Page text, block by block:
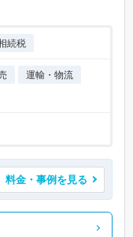
続税
運輸・物流
料金・事例を見る